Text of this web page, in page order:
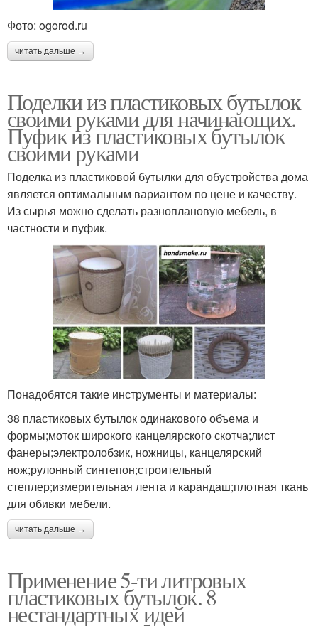
Фото: ogorod.ru
читать дальше →
Поделки из пластиковых бутылок
своими руками для начинающих.
Пуфик из пластиковых бутылок
своими руками
Поделка из пластиковой бутылки для обустройства дома
является оптимальным вариантом по цене и качеству.
Из сырья можно сделать разноплановую мебель, в
частности и пуфик.
Понадобятся такие инструменты и материалы:
38 пластиковых бутылок одинакового объема и
формы;моток широкого канцелярского скотча;лист
фанеры;электролобзик, ножницы, канцелярский
нож;рулонный синтепон;строительный
степлер;измерительная лента и карандаш;плотная ткань
для обивки мебели.
читать дальше →
Применение 5-ти литровых
пластиковых бутылок. 8
нестандартных идей